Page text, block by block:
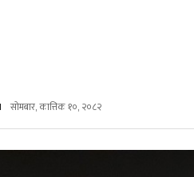
सोमबार, कात्तिक १०, २०८२